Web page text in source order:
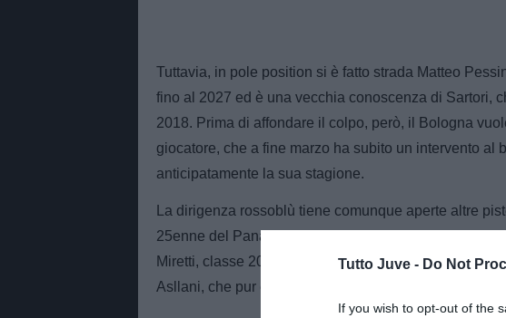
Tutto Juve - Do Not
If you wish to opt-out of the
Tuttavia, in pole position si è fatto strada Matteo
fino al 2027 ed è una vecchia conoscenza di Sartori,
2018. Prima di affondare il colpo, però, il Bologna
giocatore, che a fine marzo ha subito un intervento al
anticipatamente la sua stagione.
La dirigenza rossoblù tiene comunque aperte altre
25enne del Panathinaikos con oltre quaranta
Miretti, classe 2003 di proprietà della Juventus
Asllani, che pur essendo seguito dal Betis Siviglia